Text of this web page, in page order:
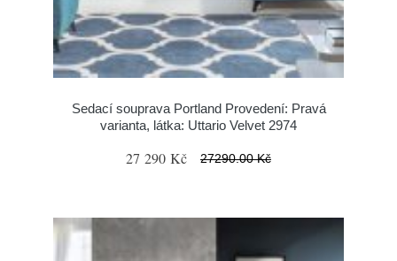
Sedací souprava Portland Provedení: Pravá
varianta, látka: Uttario Velvet 2974
27 290 Kč 27290.00 Kč